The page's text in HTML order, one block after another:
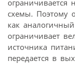
ограничивается
схемы. Поэтому
как
ограничивает
источника
передается в